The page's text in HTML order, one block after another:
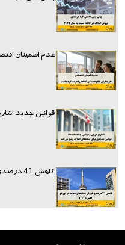
عدم اطمینان
قوانین جدید
کاهش 41 درصدی فروش خانه در تورنتو